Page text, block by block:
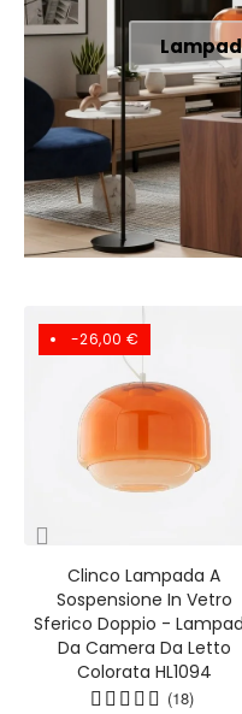
-26,00 €
Clinco Lampada A
Sospensione In Vetro
Sferico Doppio -
Da Camera Da Letto
Colorata HL1094
(18)